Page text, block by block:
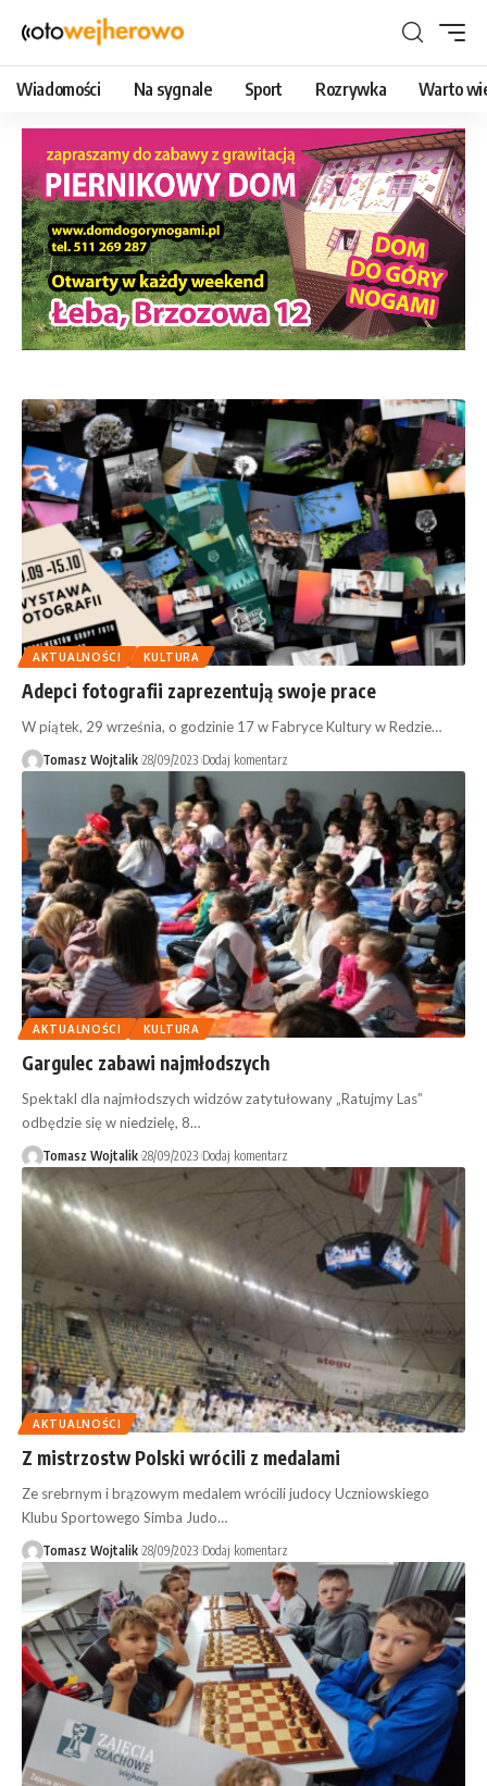
Wiadomości Na sygnale Sport Rozrywka Warto
AKTUALNOŚCI KULTURA
Adepci fotografii zaprezentują swoje prace
W piątek, 29 września, o godzinie 17 w Fabryce Kultury w Redzie…
Tomasz Wojtalik 28/09/2023 Dodaj komentarz
AKTUALNOŚCI KULTURA
Gargulec zabawi najmłodszych
Spektakl dla najmłodszych widzów zatytułowany „Ratujmy Las”
odbędzie się w niedzielę, 8…
Tomasz Wojtalik 28/09/2023 Dodaj komentarz
AKTUALNOŚCI
Z mistrzostw Polski wrócili z medalami
Ze srebrnym i brązowym medalem wrócili judocy Uczniowskiego
Klubu Sportowego Simba Judo…
Tomasz Wojtalik 28/09/2023 Dodaj komentarz